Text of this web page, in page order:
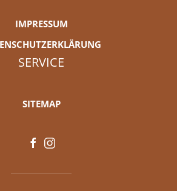
IMPRESSUM
SERVICE
SITEMAP